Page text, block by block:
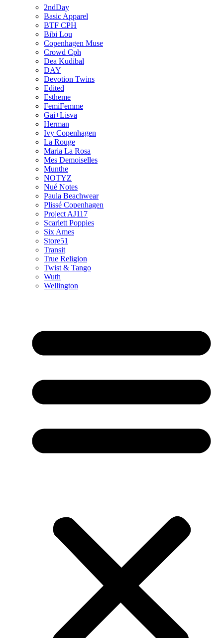
2ndDay
Basic Apparel
BTF CPH
Bibi Lou
Copenhagen Muse
Crowd Cph
Dea Kudibal
DAY
Devotion Twins
Edited
Estheme
FemiFemme
Gai+Lisva
Herman
Ivy Copenhagen
La Rouge
Maria La Rosa
Mes Demoiselles
Munthe
NOTYZ
Nué Notes
Paula Beachwear
Plissé Copenhagen
Project AJ117
Scarlett Poppies
Six Ames
Store51
Transit
True Religion
Twist & Tango
Wuth
Wellington